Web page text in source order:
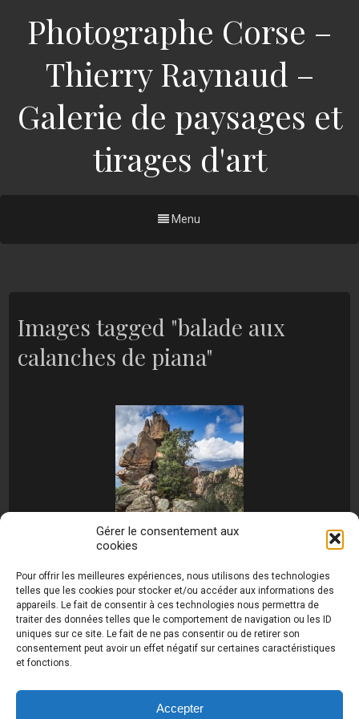
Gérer le consentement aux
cookies
Pour offrir les meilleures expériences, nous utilisons des technologies
telles que les cookies pour stocker et/ou accéder aux informations des
appareils. Le fait de consentir à ces technologies nous permettra de
traiter des données telles que le comportement de navigation ou les ID
uniques sur ce site. Le fait de ne pas consentir ou de retirer son
consentement peut avoir un effet négatif sur certaines caractéristiques
et fonctions.
Accepter
Photographe Corse –
Thierry Raynaud –
Galerie de paysages et
tirages d'art
Menu
Images tagged "balade aux
calanches de piana"
raynaud.com ©
Toutes les photos de ce site sont